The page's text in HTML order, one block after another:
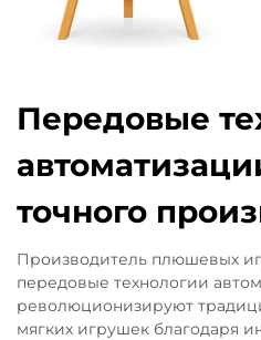
Передовые
точного
Производитель плюшевых
передовые технологии
революционизируют
мягких игрушек благодаря